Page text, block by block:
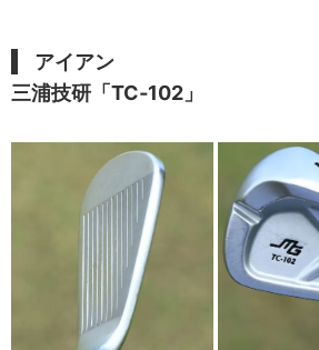
アイアン
三浦技研「TC‐102」